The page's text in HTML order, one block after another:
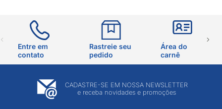
Entre em
contato
Rastreie seu
pedido
Área do
carnê
CADASTRE-SE EM NOSSA NEWSLETTER
e receba novidades e promoções